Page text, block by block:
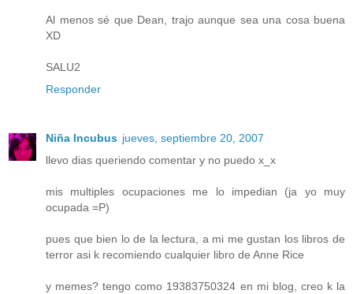
Al menos sé que Dean, trajo aunque sea una cosa buena
XD
SALU2
Responder
Niña Incubus jueves, septiembre 20, 2007
llevo dias queriendo comentar y no puedo x_x
mis multiples ocupaciones me lo impedian (ja yo muy
ocupada =P)
pues que bien lo de la lectura, a mi me gustan los libros de
terror asi k recomiendo cualquier libro de Anne Rice
y memes? tengo como 19383750324 en mi blog, creo k la